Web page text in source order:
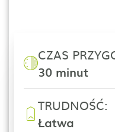
CZAS
30 minut
TRUDNOŚĆ:
Łatwa